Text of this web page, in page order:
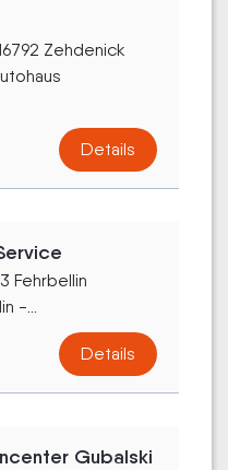
Zehdenick
Details
Fehrbellin
-...
Details
Gubalski